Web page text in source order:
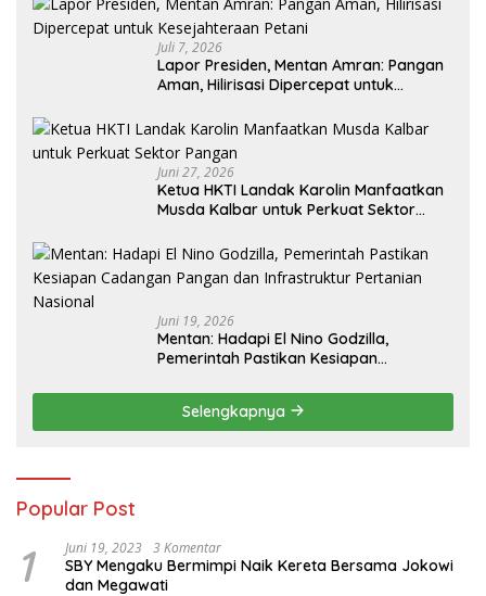
Juli 7, 2026
Lapor Presiden, Mentan Amran: Pangan
Aman, Hilirisasi Dipercepat untuk
Juni 27, 2026
Ketua HKTI Landak Karolin Manfaatkan
Musda Kalbar untuk Perkuat Sektor
Juni 19, 2026
Mentan: Hadapi El Nino Godzilla,
Pemerintah Pastikan Kesiapan
Pertanian Nasional
Selengkapnya
Popular Post
1 Juni 19, 2023 3 Komentar
SBY Mengaku Bermimpi Naik Kereta Bersama Jokowi
dan Megawati